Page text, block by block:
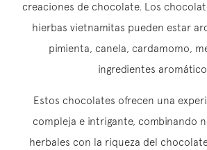
creaciones de chocolate. Los
hierbas vietnamitas pueden estar
pimienta, canela, cardamomo,
ingredientes
Estos chocolates ofrecen una
compleja e intrigante, combinando
herbales con la riqueza del